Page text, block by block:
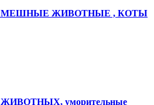
ЖИВОТНЫЕ , КОТЫ
уморительные